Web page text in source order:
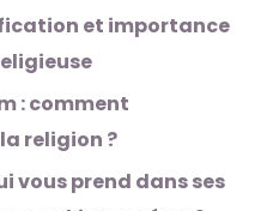
et importance
: comment
religion ?
vous prend dans ses